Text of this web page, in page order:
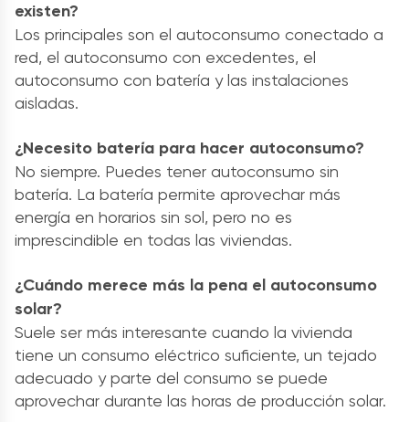
existen?
Los principales son el autoconsumo conectado a
red, el autoconsumo con excedentes, el
autoconsumo con batería y las instalaciones
aisladas.
¿Necesito batería para hacer autoconsumo?
No siempre. Puedes tener autoconsumo sin
batería. La batería permite aprovechar más
energía en horarios sin sol, pero no es
imprescindible en todas las viviendas.
¿Cuándo merece más la pena el autoconsumo
solar?
Suele ser más interesante cuando la vivienda
tiene un consumo eléctrico suficiente, un tejado
adecuado y parte del consumo se puede
aprovechar durante las horas de producción solar.